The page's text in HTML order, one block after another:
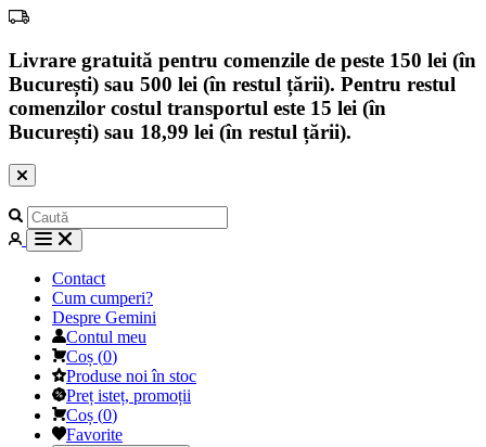
Livrare gratuită pentru comenzile de peste 150 lei (în
București) sau 500 lei (în restul țării). Pentru restul
comenzilor costul transportul este 15 lei (în
București) sau 18,99 lei (în restul țării).
Contact
Cum cumperi?
Despre Gemini
Contul meu
Coș (0)
Produse noi în stoc
Preț isteț, promoții
Coș (0)
Favorite